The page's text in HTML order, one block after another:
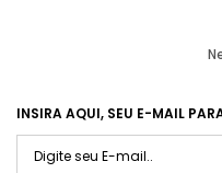
INSIRA AQUI, SEU E-MAIL